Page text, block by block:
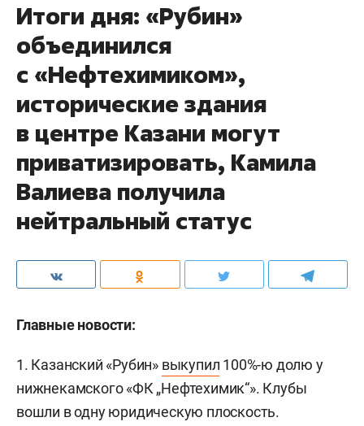
Итоги дня: «Рубин»
объединился
с «Нефтехимиком»,
исторические здания
в центре Казани могут
приватизировать, Камила
Валиева получила
нейтральный статус
Главные новости:
1. Казанский «Рубин» выкупил 100%-ю долю у
нижнекамского «ФК „Нефтехимик“». Клубы
вошли в одну юридическую плоскость.